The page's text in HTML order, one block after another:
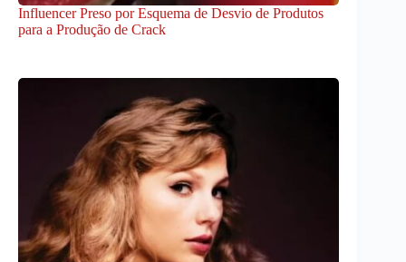
Influencer Preso por Esquema de Desvio de Produtos
para a Produção de Crack